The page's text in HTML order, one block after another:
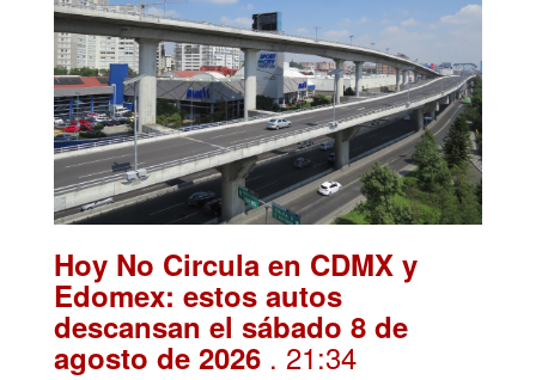
Hoy No Circula en CDMX y
Edomex: estos autos
descansan el sábado 8 de
agosto de 2026 . 21:34